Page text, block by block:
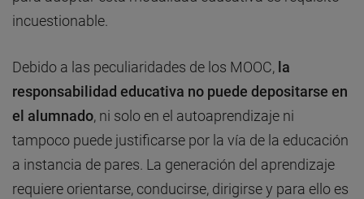
incuestionable.
Debido a las peculiaridades de los MOOC, la
responsabilidad educativa no puede depositarse en
el alumnado, ni solo en el autoaprendizaje ni
tampoco puede justificarse por la vía de la educación
a instancia de pares. La generación del aprendizaje
requiere orientarse, conducirse, dirigirse y para ello es